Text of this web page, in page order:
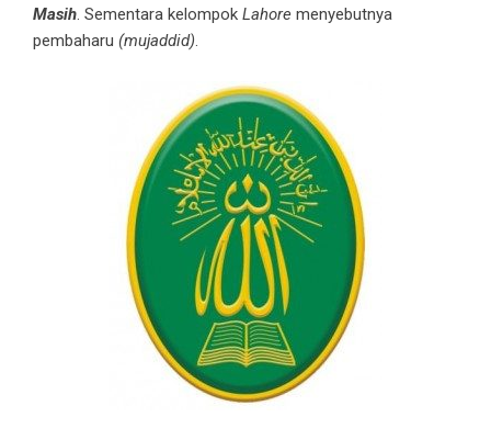
Masih. Sementara kelompok Lahore menyebutnya
pembaharu (mujaddid).